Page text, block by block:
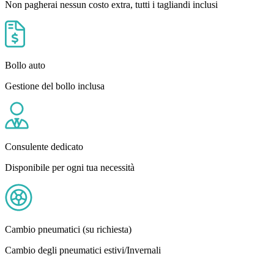
Non pagherai nessun costo extra, tutti i tagliandi inclusi
Bollo auto
Gestione del bollo inclusa
Consulente dedicato
Disponibile per ogni tua necessità
Cambio pneumatici (su richiesta)
Cambio degli pneumatici estivi/Invernali